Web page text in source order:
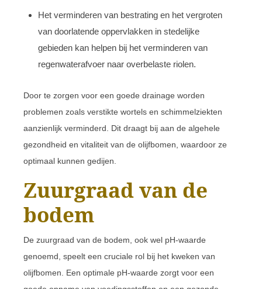
Het verminderen van bestrating en het vergroten
van doorlatende oppervlakken in stedelijke
gebieden kan helpen bij het verminderen van
regenwaterafvoer naar overbelaste riolen.
Door te zorgen voor een goede drainage worden
problemen zoals verstikte wortels en schimmelziekten
aanzienlijk verminderd. Dit draagt bij aan de algehele
gezondheid en vitaliteit van de olijfbomen, waardoor ze
optimaal kunnen gedijen.
Zuurgraad van de
bodem
De zuurgraad van de bodem, ook wel pH-waarde
genoemd, speelt een cruciale rol bij het kweken van
olijfbomen. Een optimale pH-waarde zorgt voor een